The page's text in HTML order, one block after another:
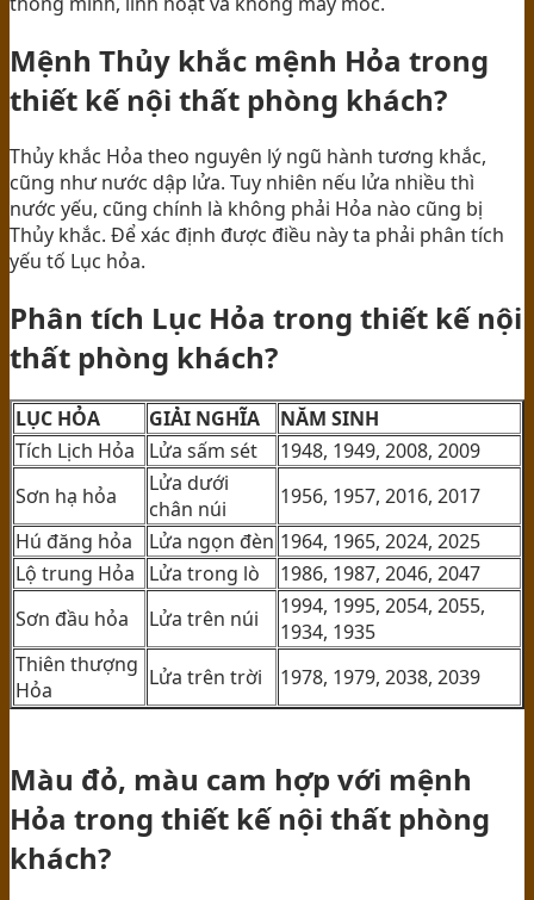
Mệnh Thủy khắc mệnh Hỏa trong
thiết kế nội thất phòng khách?
Thủy khắc Hỏa theo nguyên lý ngũ hành tương khắc,
cũng như nước dập lửa. Tuy nhiên nếu lửa nhiều thì
nước yếu, cũng chính là không phải Hỏa nào cũng bị
Thủy khắc. Để xác định được điều này ta phải phân tích
yếu tố Lục hỏa.
Phân tích Lục Hỏa trong thiết kế nội
thất phòng khách?
LỤC HỎA GIẢI NGHĨA
NĂM SINH
Tích Lịch Hỏa
Lửa sấm sét
1948, 1949, 2008, 2009
Sơn hạ hỏa
Lửa dưới
chân núi
1956, 1957, 2016, 2017
Hú đăng hỏa
Lửa ngọn đèn 1964, 1965, 2024, 2025
Lộ trung Hỏa
Lửa trong lò
1986, 1987, 2046, 2047
Sơn đầu hỏa
Lửa trên núi
1994, 1995, 2054, 2055,
1934, 1935
Thiên thượng
Hỏa
Lửa trên trời 1978, 1979, 2038, 2039
Màu đỏ, màu cam hợp với mệnh
Hỏa trong thiết kế nội thất phòng
khách?